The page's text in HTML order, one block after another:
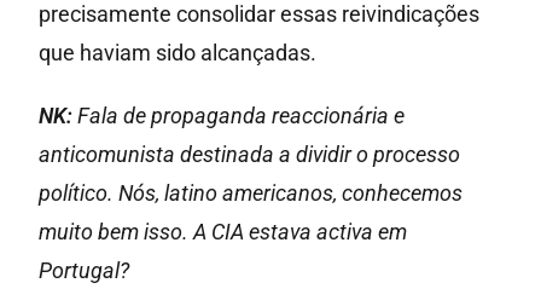
precisamente consolidar essas reivindicações
que haviam sido alcançadas.
NK:Fala de propaganda reaccionária e
anticomunista destinada a dividir o processo
político. Nós, latino americanos, conhecemos
muito bem isso. A CIA estava activa em
Portugal?